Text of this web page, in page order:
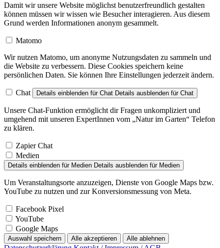
Damit wir unsere Website möglichst benutzerfreundlich gestalten
können müssen wir wissen wie Besucher interagieren. Aus diesem
Grund werden Informationen anonym gesammelt.
Matomo
Wir nutzen Matomo, um anonyme Nutzungsdaten zu sammeln und
die Website zu verbessern. Diese Cookies speichern keine
persönlichen Daten. Sie können Ihre Einstellungen jederzeit ändern.
Chat Details einblenden für Chat Details ausblenden für Chat
Unsere Chat-Funktion ermöglicht dir Fragen unkompliziert und
umgehend mit unseren ExpertInnen vom „Natur im Garten“ Telefon
zu klären.
Zapier Chat
Medien
Details einblenden für Medien Details ausblenden für Medien
Um Veranstaltungsorte anzuzeigen, Dienste von Google Maps bzw.
YouTube zu nutzen und zur Konversionsmessung von Meta.
Facebook Pixel
YouTube
Google Maps
Auswahl speichern Alle akzeptieren Alle ablehnen